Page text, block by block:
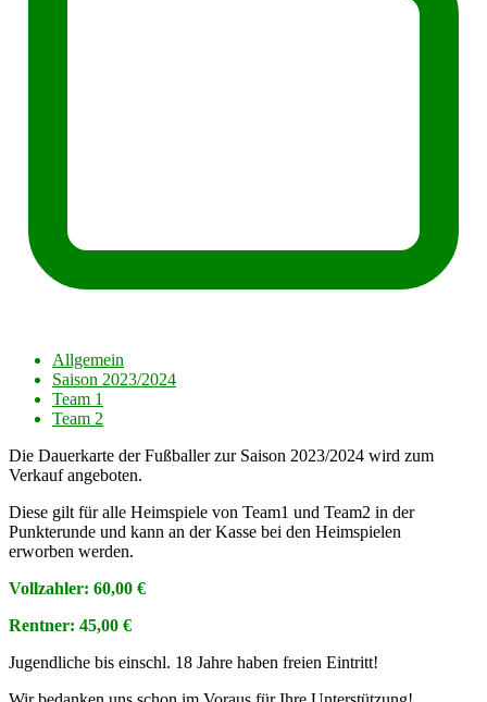
Allgemein
Saison 2023/2024
Team 1
Team 2
Die Dauerkarte der Fußballer zur Saison 2023/2024 wird zum
Verkauf angeboten.
Diese gilt für alle Heimspiele von Team1 und Team2 in der
Punkterunde und kann an der Kasse bei den Heimspielen
erworben werden.
Vollzahler: 60,00 €
Rentner: 45,00 €
Jugendliche bis einschl. 18 Jahre haben freien Eintritt!